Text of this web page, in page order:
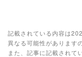
記載されている内容は
異なる可能性があります
また、記事に記載されて